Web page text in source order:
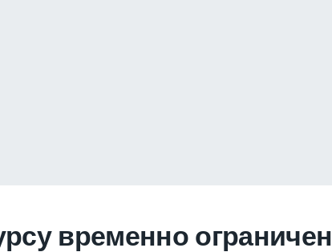
временно ограничен